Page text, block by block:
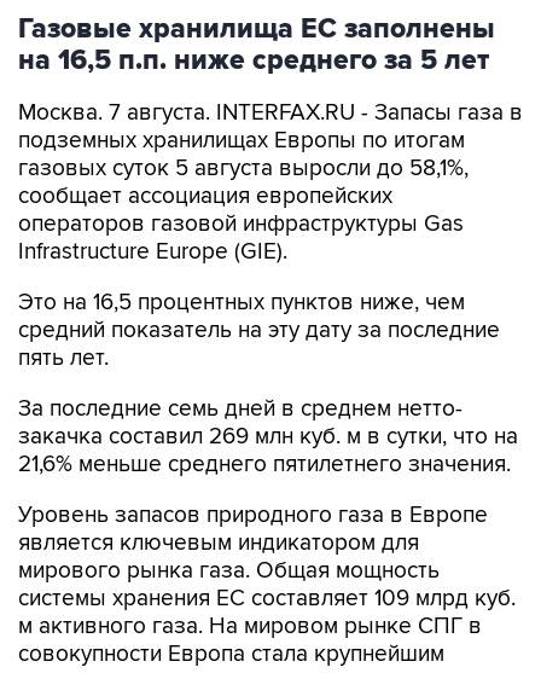
Газовые хранилища ЕС заполнены
на 16,5 п.п. ниже среднего за 5 лет
Москва. 7 августа. INTERFAX.RU - Запасы газа в
подземных хранилищах Европы по итогам
газовых суток 5 августа выросли до 58,1%,
сообщает ассоциация европейских
операторов газовой инфраструктуры Gas
Infrastructure Europe (GIE).
Это на 16,5 процентных пунктов ниже, чем
средний показатель на эту дату за последние
пять лет.
За последние семь дней в среднем нетто-
закачка составил 269 млн куб. м в сутки, что на
21,6% меньше среднего пятилетнего значения.
Уровень запасов природного газа в Европе
является ключевым индикатором для
мирового рынка газа. Общая мощность
системы хранения ЕС составляет 109 млрд куб.
м активного газа. На мировом рынке СПГ в
совокупности Европа стала крупнейшим